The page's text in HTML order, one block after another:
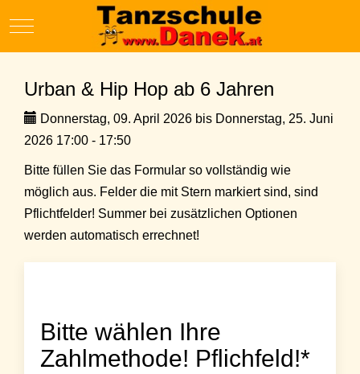
Mobile Menu Toggle
Urban & Hip Hop ab 6 Jahren
Donnerstag, 09. April 2026 bis Donnerstag, 25. Juni
2026 17:00 - 17:50
Bitte füllen Sie das Formular so vollständig wie
möglich aus. Felder die mit Stern markiert sind, sind
Pflichtfelder! Summer bei zusätzlichen Optionen
werden automatisch errechnet!
Bitte wählen Ihre
Zahlmethode! Pflichfeld!*